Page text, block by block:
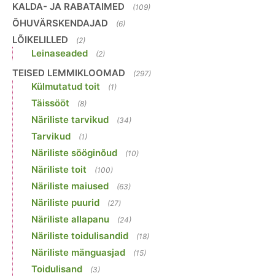
KALDA- JA RABATAIMED (109)
ÕHUVÄRSKENDAJAD (6)
LÕIKELILLED (2)
Leinaseaded (2)
TEISED LEMMIKLOOMAD (297)
Külmutatud toit (1)
Täissööt (8)
Näriliste tarvikud (34)
Tarvikud (1)
Näriliste sööginõud (10)
Näriliste toit (100)
Näriliste maiused (63)
Näriliste puurid (27)
Näriliste allapanu (24)
Näriliste toidulisandid (18)
Näriliste mänguasjad (15)
Toidulisand (3)